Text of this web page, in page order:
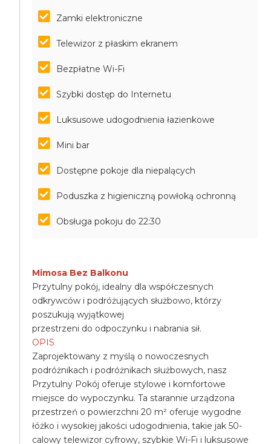
Zamki elektroniczne
Telewizor z płaskim ekranem
Bezpłatne Wi-Fi
Szybki dostęp do Internetu
Luksusowe udogodnienia łazienkowe
Mini bar
Dostępne pokoje dla niepalących
Poduszka z higieniczną powłoką ochronną
Obsługa pokoju do 22:30
Mimosa Bez Balkonu
Przytulny pokój, idealny dla współczesnych
odkrywców i podróżujących służbowo, którzy
poszukują wyjątkowej
przestrzeni do odpoczynku i nabrania sił.
OPIS
Zaprojektowany z myślą o nowoczesnych
podróżnikach i podróżnikach służbowych, nasz
Przytulny Pokój oferuje stylowe i komfortowe
miejsce do wypoczynku. Ta starannie urządzona
przestrzeń o powierzchni 20 m² oferuje wygodne
łóżko i wysokiej jakości udogodnienia, takie jak 50-
calowy telewizor cyfrowy, szybkie Wi-Fi i luksusowe